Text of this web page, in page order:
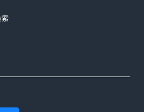
索